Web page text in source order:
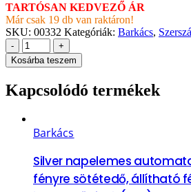
TARTÓSAN KEDVEZŐ ÁR
Már csak 19 db van raktáron!
SKU: 00332 Kategóriák: Barkács,
-
+
Kosárba teszem
Kapcsolódó termékek
Barkács
Silver napelemes
fényre sötétedő, állítható